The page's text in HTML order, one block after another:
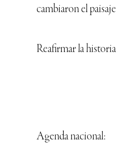
cambiaron el paisaje
Reafirmar la historia
Agenda nacional: